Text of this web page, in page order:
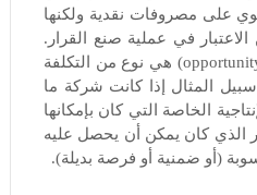
على مصروفات نقدية ولكنها
في عملية صنع القرار.
تكلفة الفرصة البديلة (opportunity cost) هي نوع من التكلفة
المثال إذا كانت شركة ما
الخاصة التي كان بإمكانها
الذي كان يمكن أن يحصل عليه
(أو ضمنية أو فرصة بديلة).